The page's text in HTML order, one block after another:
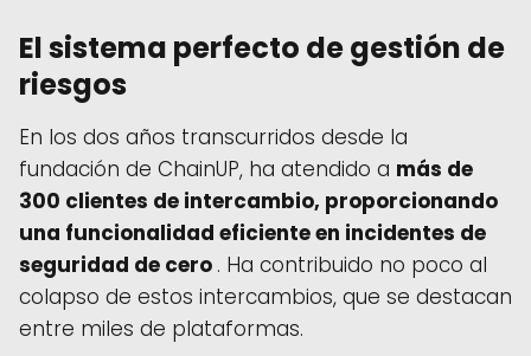
El sistema perfecto de gestión de
riesgos
En los dos años transcurridos desde la
fundación de ChainUP, ha atendido a más de
300 clientes de intercambio, proporcionando
una funcionalidad eficiente en incidentes de
seguridad de cero . Ha contribuido no poco al
colapso de estos intercambios, que se destacan
entre miles de plataformas.